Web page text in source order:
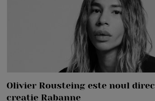
Olivier Rousteing este noul
creație Rabanne